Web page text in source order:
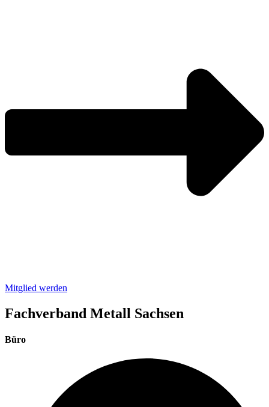
Mitglied werden
Fachverband Metall Sachsen
Büro